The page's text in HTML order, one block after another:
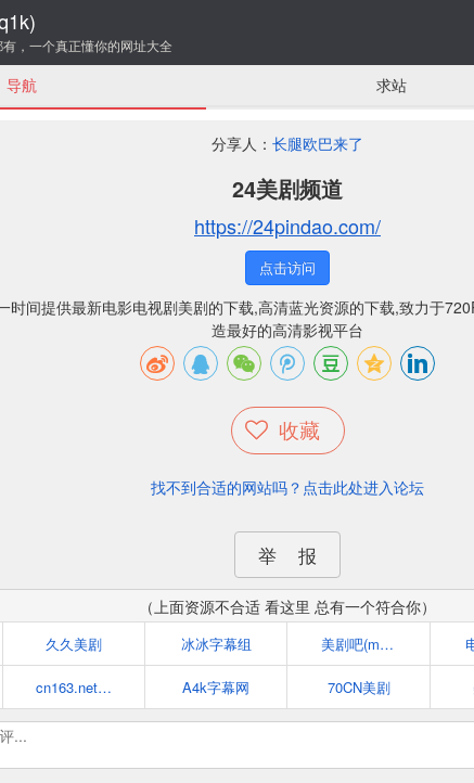
，一个真正懂你的网址大全
导航 求站
分享人： 长腿欧巴来了
24美剧频道
https://24pindao.com/
点击访问
时间提供最新电影电视剧美剧的下载,高清蓝光资源的下载,致力于
造最好的高清影视平台
收藏
找不到合适的网站吗？点击此处进入论坛
举 报
（上面资源不合适 看这里 总有一个符合你）
久久美剧 冰冰字幕组 美剧吧(meiju8.cc)
cn163.net天天美剧 A4k字幕网 70CN美剧